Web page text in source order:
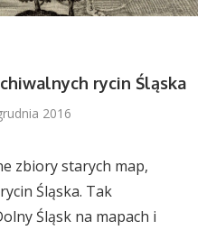
rycin Śląska
2016
zbiory starych map,
Śląska. Tak
Śląsk na mapach i